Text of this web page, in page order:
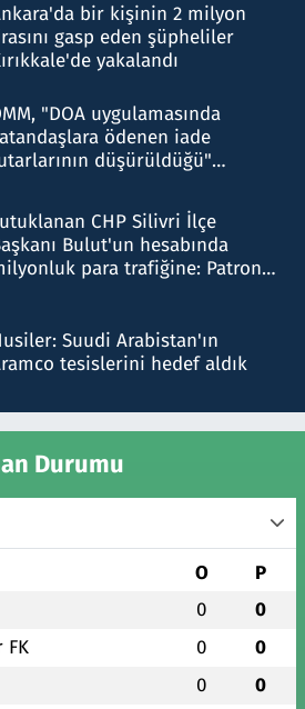
bir kişinin 2 milyon
gasp eden şüpheliler
yakalandı
"DOA uygulamasında
ödenen iade
düşürüldüğü"
CHP Silivri İlçe
Bulut'un hesabında
para trafiğine: Patron
Suudi Arabistan'ın
tesislerini hedef aldık
Durumu
O P
0 0
FK 0 0
0 0